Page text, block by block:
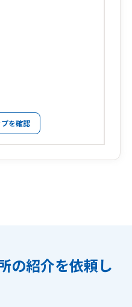
を確認
の紹介を依頼し